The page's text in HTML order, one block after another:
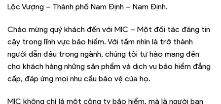
Lộc Vượng – Thành phố Nam Định – Nam Định.
Chào mừng quý khách đến với MIC – Một đối tác đáng tin
cậy trong lĩnh vực bảo hiểm. Với tầm nhìn là trở thành
người dẫn đầu trong ngành, chúng tôi tự hào mang đến
cho khách hàng những sản phẩm và dịch vụ bảo hiểm đẳng
cấp, đáp ứng mọi nhu cầu bảo vệ của họ.
MIC không chỉ là một công ty bảo hiểm, mà là người bạn